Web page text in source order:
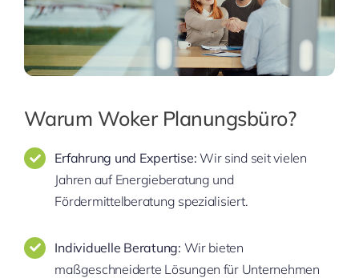
Warum Woker Planungsbüro?
Erfahrung und Expertise: Wir sind seit vielen
Jahren auf Energieberatung und
Fördermittelberatung spezialisiert.
Individuelle Beratung: Wir bieten
maßgeschneiderte Lösungen für Unternehmen